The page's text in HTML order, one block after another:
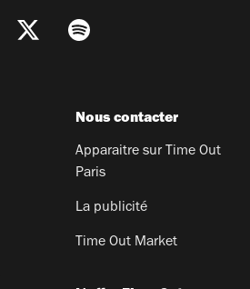
Nous contacter
Apparaitre sur Time Out
Paris
La publicité
Time Out Market